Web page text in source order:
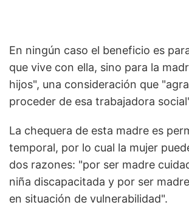
En ningún caso el beneficio es
que vive con ella, sino para la
hijos", una consideración que
proceder de esa trabajadora
La chequera de esta madre es
temporal, por lo cual la mujer
dos razones: "por ser madre
niña discapacitada y por ser
en situación de vulnerabilidad".